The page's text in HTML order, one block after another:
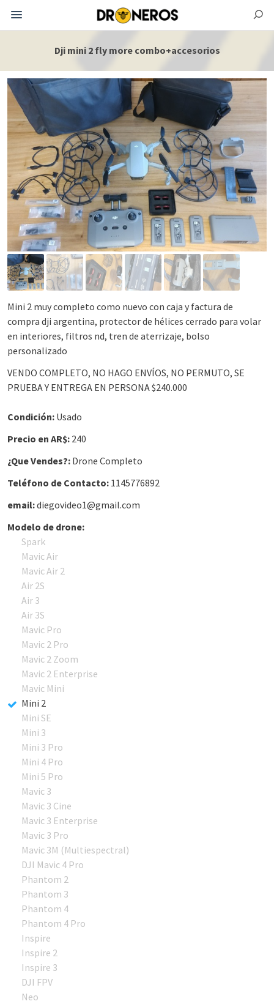
Dji mini 2 fly more combo+accesorios
Mini 2 muy completo como nuevo con caja y factura de
compra dji argentina, protector de hélices cerrado para volar
en interiores, filtros nd, tren de aterrizaje, bolso
personalizado
VENDO COMPLETO, NO HAGO ENVÍOS, NO PERMUTO, SE
PRUEBA Y ENTREGA EN PERSONA $240.000
Condición: Usado
Precio en AR$: 240
¿Que Vendes?: Drone Completo
Teléfono de Contacto: 1145776892
email:diegovideo1@gmail.com
Modelo de drone:
Spark
Mavic Air
Mavic Air 2
Air 2S
Air 3
Air 3S
Mavic Pro
Mavic 2 Pro
Mavic 2 Zoom
Mavic 2 Enterprise
Mavic Mini
Mini 2
Mini SE
Mini 3
Mini 3 Pro
Mini 4 Pro
Mini 5 Pro
Mavic 3
Mavic 3 Cine
Mavic 3 Enterprise
Mavic 3 Pro
Mavic 3M (Multiespectral)
DJI Mavic 4 Pro
Phantom 2
Phantom 3
Phantom 4
Phantom 4 Pro
Inspire
Inspire 2
Inspire 3
DJI FPV
Neo